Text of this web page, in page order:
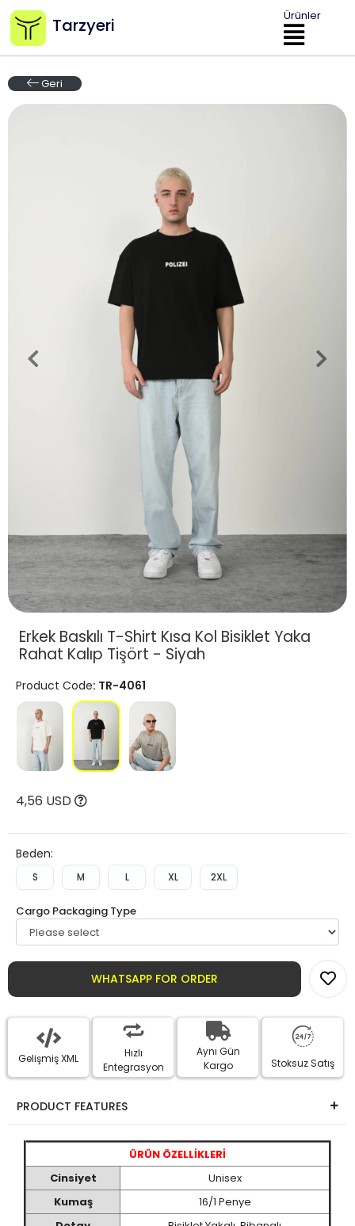
Tarzyeri Ürünler
Geri
Erkek Baskılı T-Shirt Kısa Kol Bisiklet Yaka
Rahat Kalıp Tişört - Siyah
Product Code: TR-4061
4,56 USD
Beden:
S M L XL 2XL
Cargo Packaging Type
WHATSAPP FOR ORDER
Gelişmiş XML
Hızlı
Entegrasyon
Aynı Gün
Kargo
Stoksuz Satış
PRODUCT FEATURES
ÜRÜN ÖZELLİKLERİ
Cinsiyet
Unisex
Kumaş
16/1 Penye